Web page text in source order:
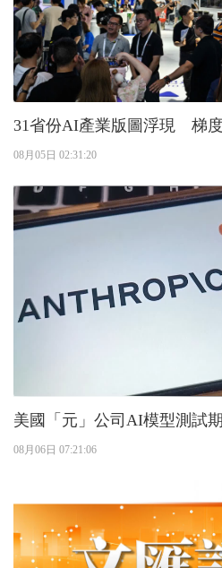
31省份AI產業版圖浮現 梯
08月05日 02:31:20
美國「元」公司AI模型測試
08月06日 07:21:06